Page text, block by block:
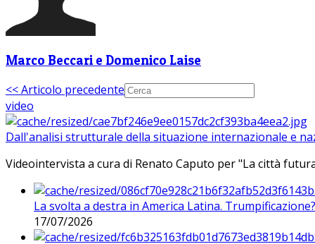
Marco Beccari e Domenico Laise
<< Articolo precedente
video
Dall'analisi strutturale della situazione internazionale e
Videointervista a cura di Renato Caputo per "La città
La svolta a destra in America Latina. Trumpificazione?
17/07/2026